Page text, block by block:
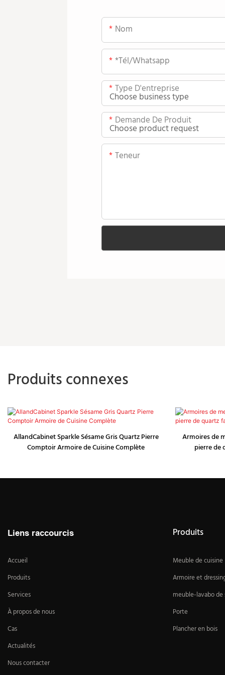
Nom
*tél/whatsapp
Type D'entreprise
Demande De Produit
Teneur
Produits connexes
AllandCabinet Sparkle Sésame Gris Quartz Pierre
Comptoir Armoire de Cuisine Complète
Armoires de
pierre de
Liens raccourcis
Accueil
Produits
Services
À propos de nous
Cas
Actualités
Nous contacter
Produits
Meuble de cuisine
Armoire et
meuble-lavabo de
Porte
Plancher en bois